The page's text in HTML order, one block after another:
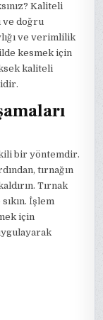
Kaliteli
ve doğru
ve verimlilik
kesmek için
kaliteli
bir yöntemdir.
tırnağın
Tırnak
İşlem
için